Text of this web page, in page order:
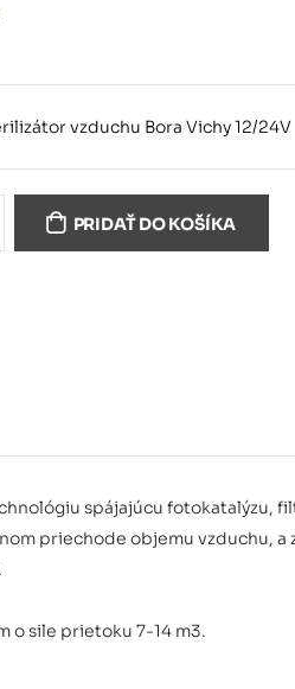
vzduchu Bora Vichy 12/24V
vzduchu Bora Vichy 230V
PRIDAŤ DO KOŠÍKA
spájajúcu fotokatalýzu,
priechode objemu vzduchu, a
o sile prietoku 7-14 m3.